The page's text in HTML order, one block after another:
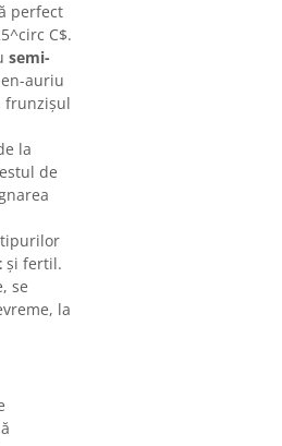
perfect
C$.
semi-
auriu
frunzișul
la
de
tipurilor
și fertil.
se
la